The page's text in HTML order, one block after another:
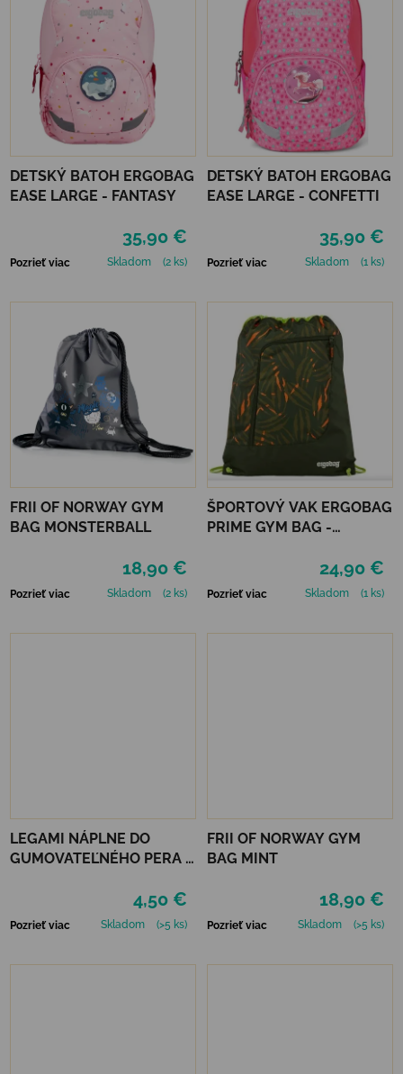
DETSKÝ BATOH ERGOBAG
EASE LARGE - FANTASY
35,90 €
Pozrieť viac Skladom (2 ks)
DETSKÝ BATOH ERGOBAG
EASE LARGE - CONFETTI
35,90 €
Pozrieť viac Skladom (1 ks)
FRII OF NORWAY GYM
BAG MONSTERBALL
18,90 €
Pozrieť viac Skladom (2 ks)
ŠPORTOVÝ VAK ERGOBAG
PRIME GYM BAG -
24,90 €
Pozrieť viac Skladom (1 ks)
LEGAMI NÁPLNE DO
GUMOVATEĽNÉHO PERA 3
4,50 €
Pozrieť viac Skladom (>5 ks)
FRII OF NORWAY GYM
BAG MINT
18,90 €
Pozrieť viac Skladom (>5 ks)